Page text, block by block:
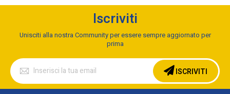
Iscriviti
Unisciti alla nostra Community per essere sempre aggiornato per
prima
Iscriviti
alla
nostra
Newsletter:
ISCRIVITI